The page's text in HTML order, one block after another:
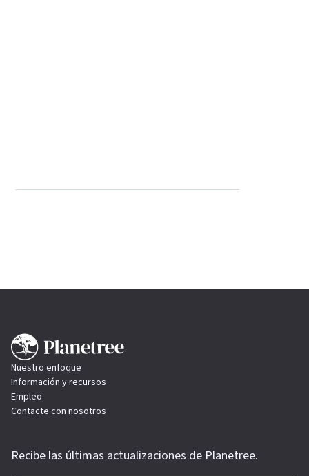
Nuestro enfoque
Información y recursos
Empleo
Contacte con nosotros
Recibe las últimas actualizaciones de Planetree.